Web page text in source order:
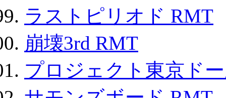
ラストピリオド RMT
崩壊3rd RMT
プロジェクト東京ド